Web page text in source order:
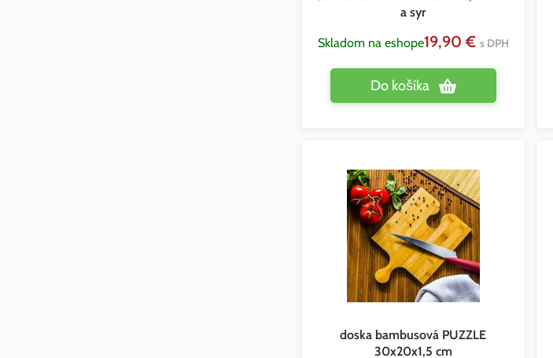
a syr
Skladom na eshope19,90 € s DPH
Do košíka
doska bambusová PUZZLE
30x20x1,5 cm